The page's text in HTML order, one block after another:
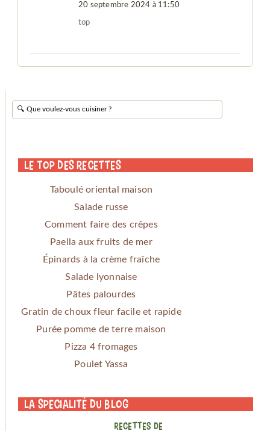
20 septembre 2024 à 11:50
top
Le Top des Recettes
Taboulé oriental maison
Salade russe
Comment faire des crêpes
Paella aux fruits de mer
Épinards à la crème fraîche
Salade lyonnaise
Pâtes palourdes
Gratin de choux fleur facile et rapide
Purée pomme de terre maison
Pizza 4 fromages
Poulet Yassa
La specialité du blog
RECETTES DE